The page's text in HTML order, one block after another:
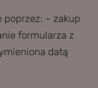
poprzez: – zakup
formularza z
datą